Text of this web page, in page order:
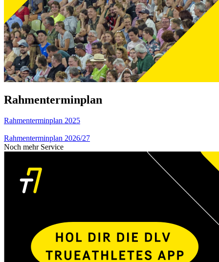
Rahmenterminplan
Rahmenterminplan 2025
Rahmenterminplan 2026/27
Noch mehr Service